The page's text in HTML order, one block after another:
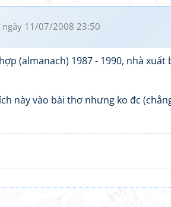
ngày 11/07/2008 23:50
(almanach) 1987 - 1990, nhà
này vào bài thơ nhưng ko đc